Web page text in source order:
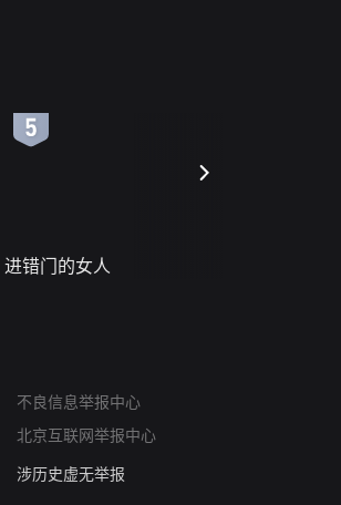
进错门的女人
不良信息举报中心
北京互联网举报中心
亚运会举报专区
涉历史虚无举报